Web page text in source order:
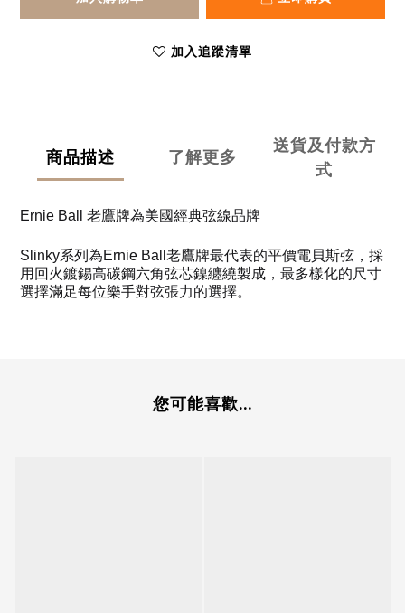
加入追蹤清單
商品描述 了解更多
送貨及付款方
式
Ernie Ball 老鷹牌為美國經典弦線品牌
Slinky系列為Ernie Ball老鷹牌最代表的平價電貝斯弦，採
用回火鍍錫高碳鋼六角弦芯鎳纏繞製成，最多樣化的尺寸
選擇滿足每位樂手對弦張力的選擇。
您可能喜歡...